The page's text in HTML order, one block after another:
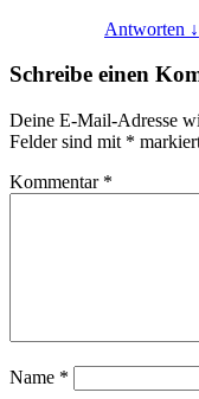
Antworten ↓
Schreibe einen
Deine E-Mail-Adresse
Felder sind mit *
Kommentar *
Name *